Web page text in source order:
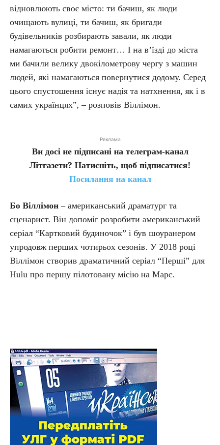
відновлюють своє місто: ти бачиш, як люди
очищають вулиці, ти бачиш, як бригади
будівельників розбирають завали, як люди
намагаються робити ремонт… І на в’їзді до міста
ми бачили велику двокілометрову чергу з машин
людей, які намагаються повернутися додому. Серед
цього спустошення існує надія та натхнення, як і в
самих українцях”, – розповів Віллімон.
Реклама
Ви досі не підписані на телеграм-канал
Літгазети? Натисніть, щоб підписатися!
Посилання на канал
Бо Віллімон – американський драматург та
сценарист. Він допоміг розробити американський
серіал “Картковий будиночок” і був шоуранером
упродовж перших чотирьох сезонів. У 2018 році
Віллімон створив драматичний серіал “Перші” для
Hulu про першу пілотовану місію на Марс.